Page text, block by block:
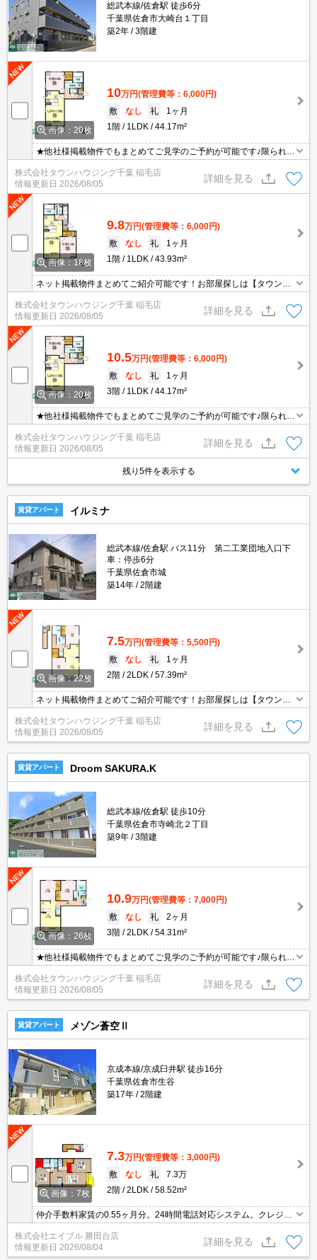
総武本線/佐倉駅 徒歩6分
千葉県佐倉市大崎台１丁目
築2年
3階建
画像：20枚
10万円(管理費等：6,000円)
敷
なし 礼
1ヶ月
1階
1LDK 44.17m²
★他社様掲載物件でもまとめてご見学のご予約が可能です♪限られた
お時間の中で効率よくお部屋探しができるようにお手伝いさせてい
ただきます！お気軽にお問合せ下さい♪
株式会社タウンハウジング千葉 稲毛店
情報更新日 2026/08/05
詳細を見る
画像：18枚
9.8万円(管理費等：6,000円)
敷
なし 礼
1ヶ月
1階
1LDK 43.93m²
ネット掲載物件まとめてご紹介可能です！お部屋探しは【タウンハ
ウジング】にお任せください！※オンライン内見・現地待ち合わせ
は事前にご相談ください。
株式会社タウンハウジング千葉 稲毛店
情報更新日 2026/08/05
詳細を見る
画像：20枚
10.5万円(管理費等：6,000円)
敷
なし 礼
1ヶ月
3階
1LDK 44.17m²
★他社様掲載物件でもまとめてご見学のご予約が可能です♪限られた
お時間の中で効率よくお部屋探しができるようにお手伝いさせてい
ただきます！お気軽にお問合せ下さい♪
株式会社タウンハウジング千葉 稲毛店
情報更新日 2026/08/05
詳細を見る
残り5件を表示する
賃貸アパート イルミナ
総武本線/佐倉駅 バス11分 第二工業団地入口下
車：停歩6分
千葉県佐倉市城
築14年
2階建
画像：22枚
7.5万円(管理費等：5,500円)
敷
なし 礼
1ヶ月
2階
2LDK 57.39m²
ネット掲載物件まとめてご紹介可能です！お部屋探しは【タウンハ
ウジング千葉店】にお任せください！※オンライン内見・現地待ち
合わせは事前にご相談ください。
株式会社タウンハウジング千葉 稲毛店
情報更新日 2026/08/05
詳細を見る
賃貸アパート Droom SAKURA.K
総武本線/佐倉駅 徒歩10分
千葉県佐倉市寺崎北２丁目
築9年
3階建
画像：26枚
10.9万円(管理費等：7,000円)
敷
なし 礼
2ヶ月
3階
2LDK 54.31m²
★他社様掲載物件でもまとめてご見学のご予約が可能です♪限られた
お時間の中で効率よくお部屋探しができるようにお手伝いさせてい
ただきます！お気軽にお問合せ下さい♪
株式会社タウンハウジング千葉 稲毛店
情報更新日 2026/08/05
詳細を見る
賃貸アパート メゾン蒼空Ⅱ
京成本線/京成臼井駅 徒歩16分
千葉県佐倉市生谷
築17年
2階建
画像：7枚
7.3万円(管理費等：3,000円)
敷
なし 礼
7.3万
2階
2LDK 58.52m²
仲介手数料家賃の0.55ヶ月分。24時間電話対応システム。クレジッ
トカードで契約金払えます。NURO光インターネット無料。浴室乾
燥機、室内物干し付きで雨の日も安心です。TVモニターホン有。
株式会社エイブル 勝田台店
情報更新日 2026/08/04
詳細を見る